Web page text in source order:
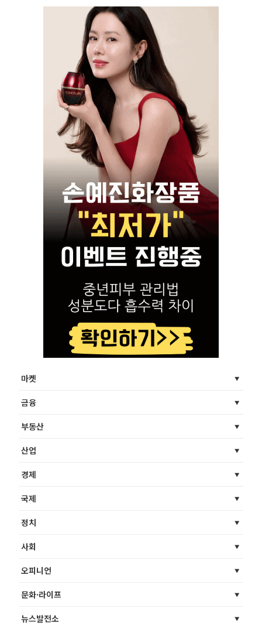
마켓
금융
부동산
산업
경제
국제
정치
사회
오피니언
문화·라이프
뉴스발전소